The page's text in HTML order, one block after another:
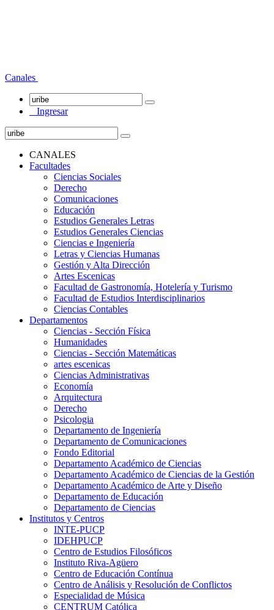
Canales
Ingresar
CANALES
Facultades
Ciencias Sociales
Derecho
Comunicaciones
Educación
Estudios Generales Letras
Estudios Generales Ciencias
Ciencias e Ingeniería
Letras y Ciencias Humanas
Gestión y Alta Dirección
Artes Escenicas
Facultad de Gastronomía, Hotelería y Turismo
Facultad de Estudios Interdisciplinarios
Ciencias Contables
Departamentos
Ciencias - Sección Física
Humanidades
Ciencias - Sección Matemáticas
artes escenicas
Ciencias Administrativas
Economía
Arquitectura
Derecho
Psicologia
Departamento de Ingeniería
Departamento de Comunicaciones
Fondo Editorial
Departamento Académico de Ciencias
Departamento Académico de Ciencias de la Gestión
Departamento Académico de Arte y Diseño
Departamento de Educación
Departamento de Ciencias
Institutos y Centros
INTE-PUCP
IDEHPUCP
Centro de Estudios Filosóficos
Instituto Riva-Agüero
Centro de Educación Contínua
Centro de Análisis y Resolución de Conflictos
Especialidad de Música
CENTRUM Católica